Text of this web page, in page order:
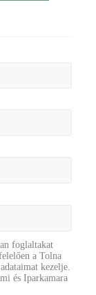
foglaltakat
a Tolna
kezelje.
és Iparkamara